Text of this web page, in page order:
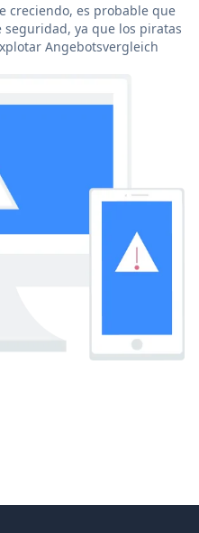
creciendo, es probable que
ya que los piratas
Angebotsvergleich